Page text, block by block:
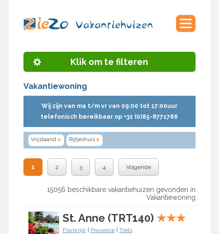
Klik om te filteren
Vakantiewoning
Wij zijn van ma t/m vr van 09:00 tot 17:00uur
telefonisch bereikbaar op +31 (0)85-8771766
Vrijstaand x Rijtjeshuis x
1 2 3 4 Volgende
15056 beschikbare vakantiehuizen gevonden in
Vakantiewoning
St. Anne (TRT140) ★★★
Frankrijk Provence| Trets